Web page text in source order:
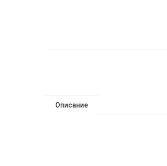
Описание